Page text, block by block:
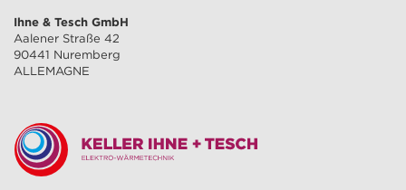
Ihne & Tesch GmbH
Aalener Straße 42
90441 Nuremberg
ALLEMAGNE